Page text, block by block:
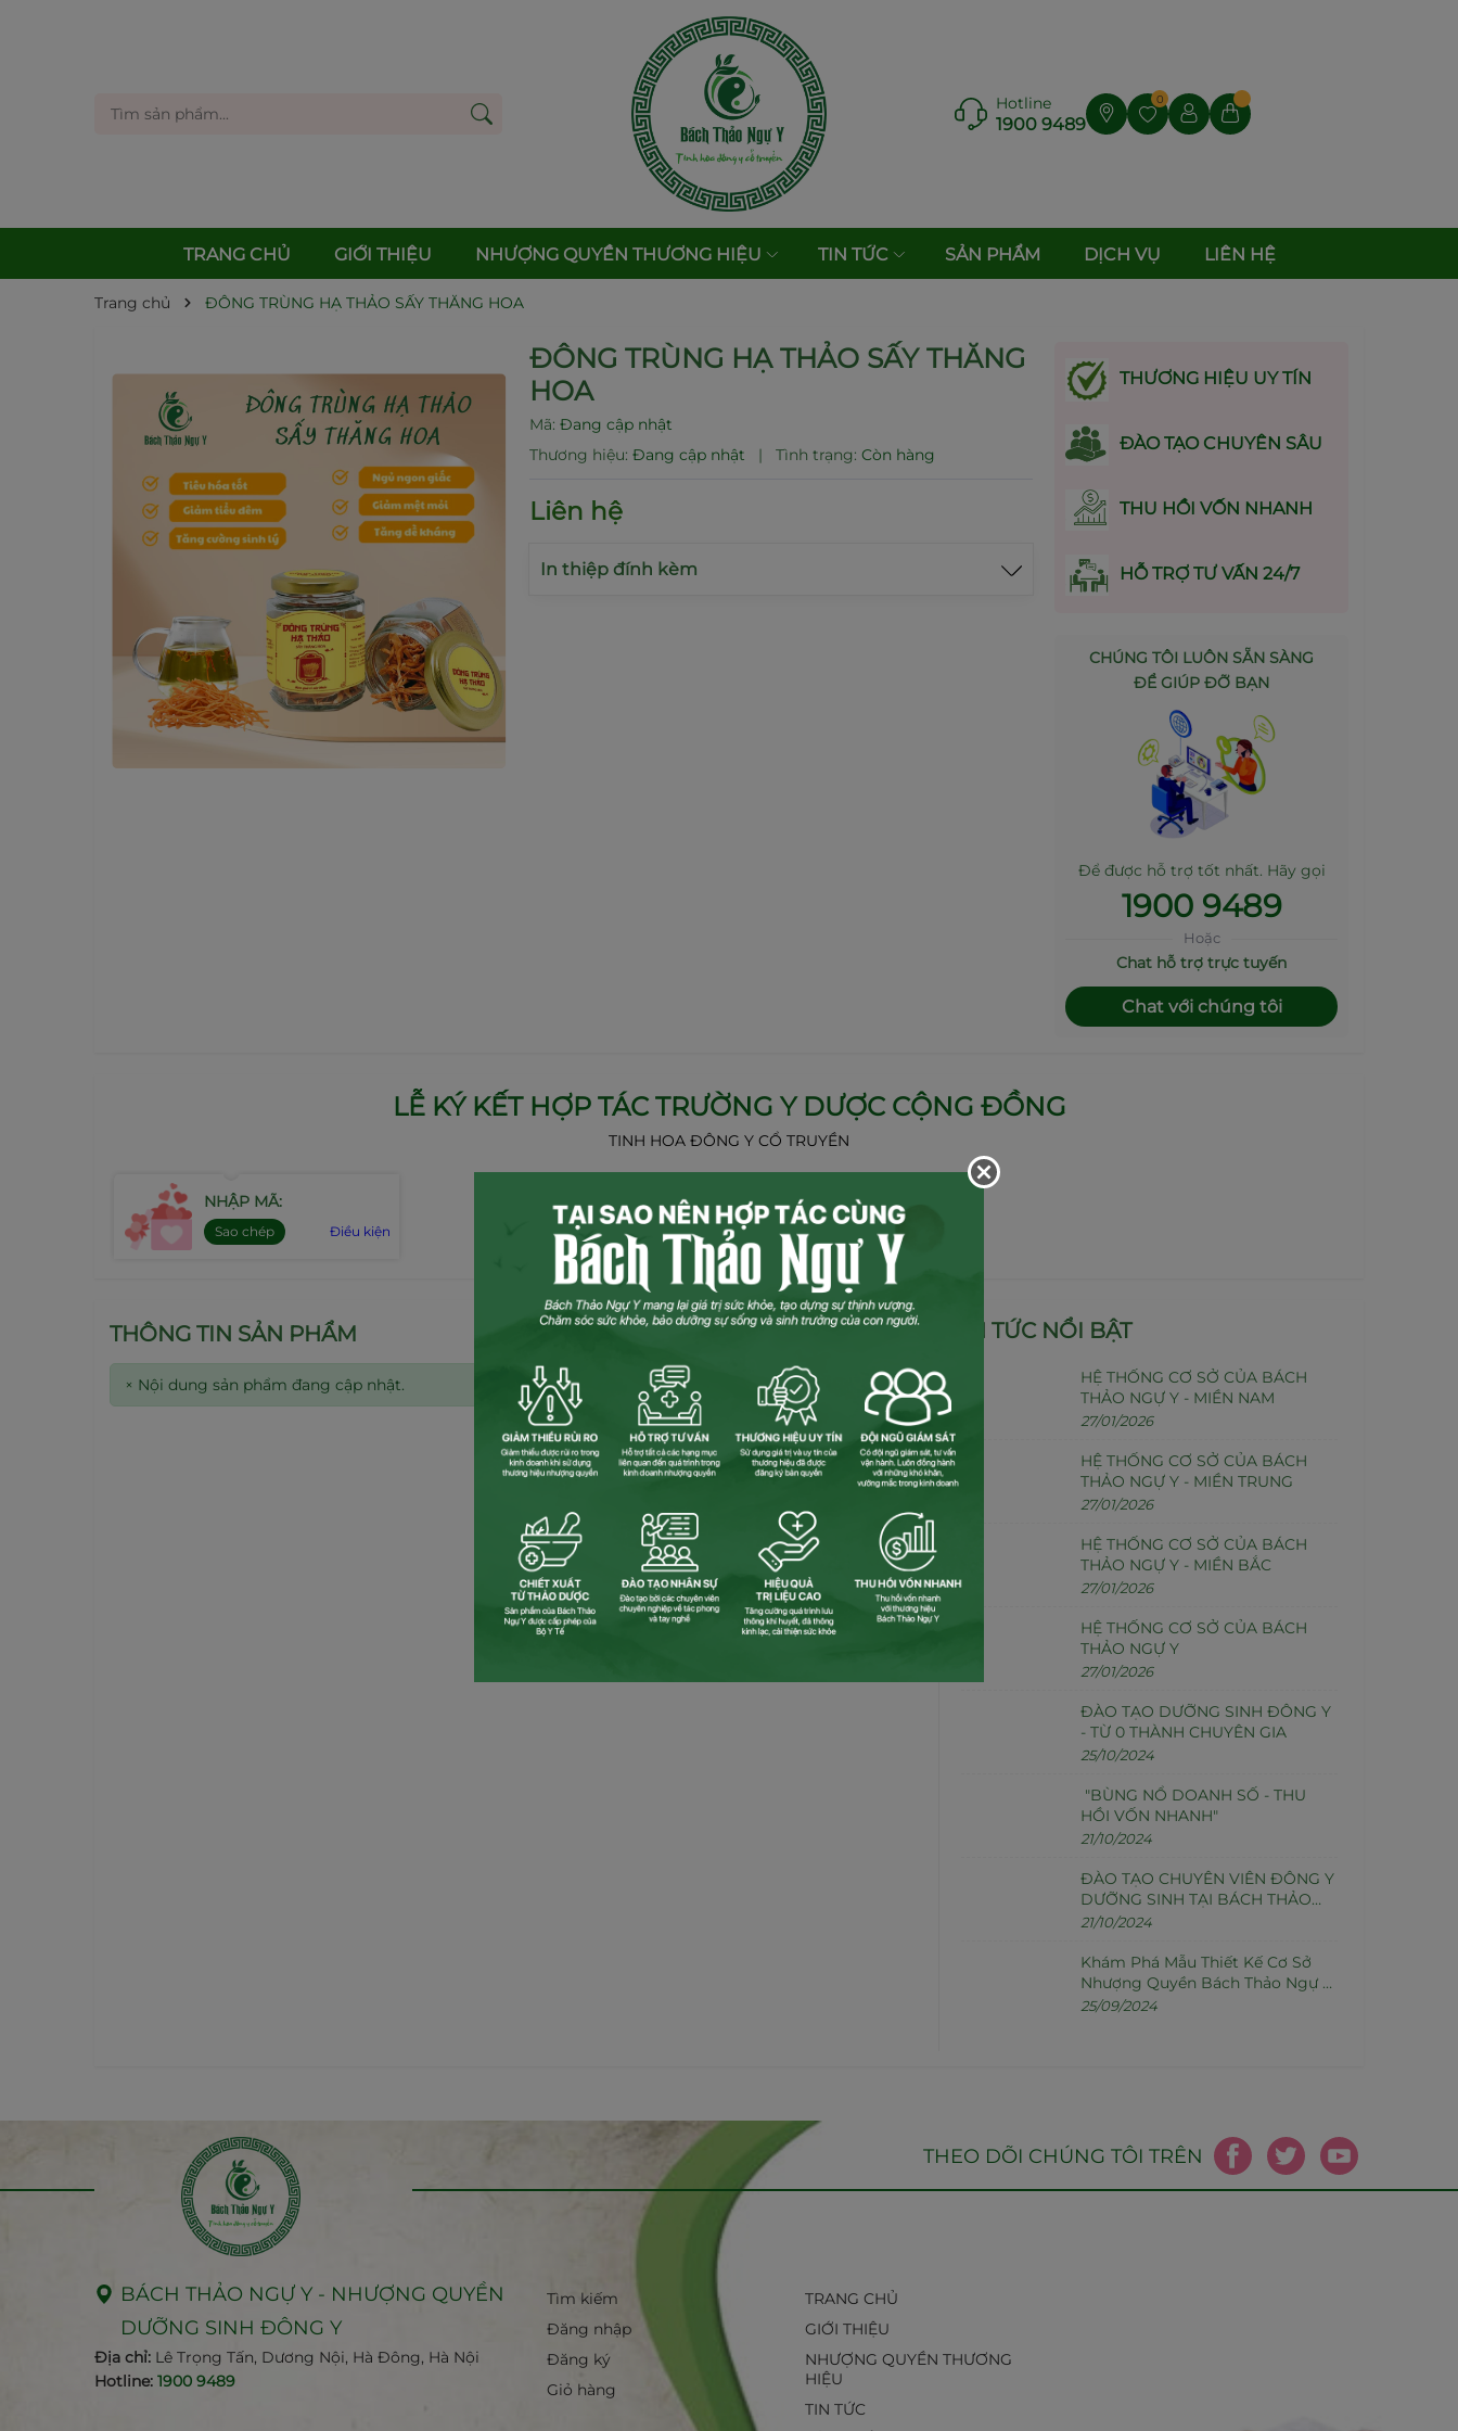
Hotline
1900 9489
0
TRANG CHỦ GIỚI THIỆU NHƯỢNG QUYỀN THƯƠNG HIỆU TIN TỨC SẢN PHẨM DỊCH VỤ LIÊN HỆ
Trang chủ ĐÔNG TRÙNG HẠ THẢO SẤY THĂNG HOA
ĐÔNG TRÙNG HẠ THẢO SẤY THĂNG
HOA
Mã:Đang cập nhật
Thương hiệu: Đang cập nhật | Tình trạng: Còn hàng
Liên hệ
In thiệp đính kèm
THƯƠNG HIỆU UY TÍN
ĐÀO TẠO CHUYÊN SÂU
THU HỒI VỐN NHANH
HỖ TRỢ TƯ VẤN 24/7
CHÚNG TÔI LUÔN SẴN SÀNG
ĐỂ GIÚP ĐỠ BẠN
Để được hỗ trợ tốt nhất. Hãy gọi
1900 9489
Hoặc
Chat hỗ trợ trực tuyến
Chat với chúng tôi
LỄ KÝ KẾT HỢP TÁC TRƯỜNG Y DƯỢC CỘNG ĐỒNG
TINH HOA ĐÔNG Y CỔ TRUYỀN
NHẬP MÃ:
Sao chép Điều kiện
Mã giảm giá:
THÔNG TIN SẢN PHẨM
× Nội dung sản phẩm đang cập nhật.
TIN TỨC NỔI BẬT
HỆ THỐNG CƠ SỞ CỦA BÁCH
THẢO NGỰ Y - MIỀN NAM
27/01/2026
HỆ THỐNG CƠ SỞ CỦA BÁCH
THẢO NGỰ Y - MIỀN TRUNG
27/01/2026
HỆ THỐNG CƠ SỞ CỦA BÁCH
THẢO NGỰ Y - MIỀN BẮC
27/01/2026
HỆ THỐNG CƠ SỞ CỦA BÁCH
THẢO NGỰ Y
27/01/2026
ĐÀO TẠO DƯỠNG SINH ĐÔNG Y
- TỪ 0 THÀNH CHUYÊN GIA
25/10/2024
"BÙNG NỔ DOANH SỐ - THU
HỒI VỐN NHANH"
21/10/2024
ĐÀO TẠO CHUYÊN VIÊN ĐÔNG Y
DƯỠNG SINH TẠI BÁCH THẢO
NGỰ Y
21/10/2024
Khám Phá Mẫu Thiết Kế Cơ Sở
Nhượng Quyền Bách Thảo Ngự Y
Độc Quyền
25/09/2024
THEO DÕI CHÚNG TÔI TRÊN
BÁCH THẢO NGỰ Y - NHƯỢNG QUYỀN
DƯỠNG SINH ĐÔNG Y
Địa chỉ: Lê Trọng Tấn, Dương Nội, Hà Đông, Hà Nội
Hotline: 1900 9489
Tìm kiếm
Đăng nhập
Đăng ký
Giỏ hàng
TRANG CHỦ
GIỚI THIỆU
NHƯỢNG QUYỀN THƯƠNG
HIỆU
TIN TỨC